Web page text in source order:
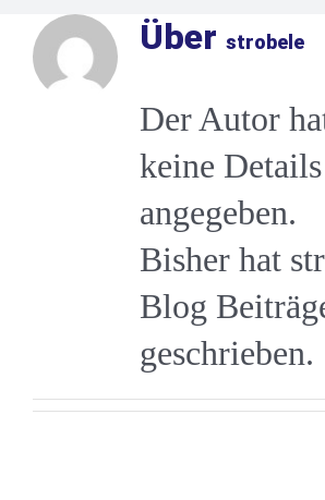
Über strobele
Der Autor
keine Details
angegeben.
Bisher hat
Blog
geschrieben.